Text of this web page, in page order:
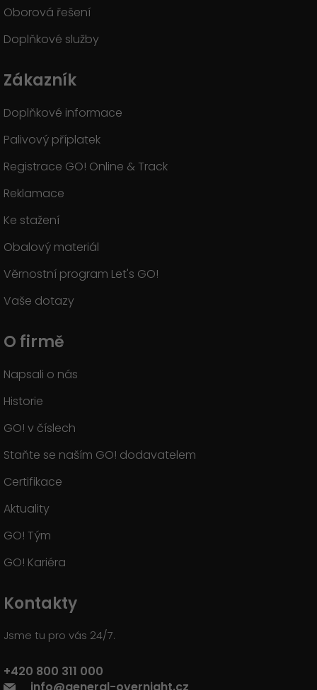
Oborová řešení
Doplňkové služby
Zákazník
Doplňkové informace
Palivový příplatek
Registrace GO! Online & Track
Reklamace
Ke stažení
Obalový materiál
Věrnostní program Let's GO!
Vaše dotazy
O firmě
Napsali o nás
Historie
GO! v číslech
Staňte se naším GO! dodavatelem
Certifikace
Aktuality
GO! Tým
GO! Kariéra
Kontakty
Jsme tu pro vás 24/7.
+420 800 311 000